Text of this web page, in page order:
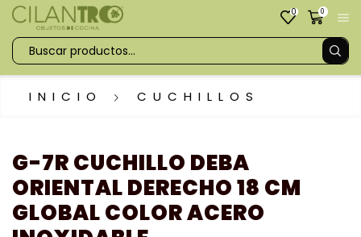
0 0
INICIO CUCHILLOS
G-7R CUCHILLO DEBA
ORIENTAL DERECHO 18 CM
GLOBAL COLOR ACERO